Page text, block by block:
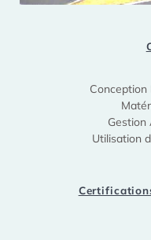
Conception
Gestion
Utilisation